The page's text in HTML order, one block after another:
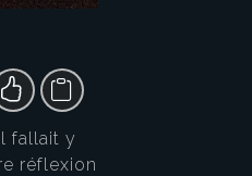
fallait y
réflexion